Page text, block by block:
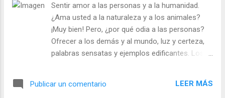
Evangelio y Meditación (+ Leer ) | | Santo del
día (+ Leer ) | Laudes (+ Leer ) | Vísperas (+
Leer ) |
Sentir amor a las personas y a la humanidad.
¿Ama usted a la naturaleza y a los animales?
¡Muy bien! Pero, ¿por qué odia a las personas?
Ofrecer a los demás y al mundo, luz y certeza,
palabras sensatas y ejemplos edificantes. Los
católicos comprometidos en el apostolado,
Publicar un comentario LEER MÁS